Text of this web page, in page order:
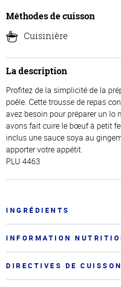
Méthodes de cuisson
Cuisinière
La description
Profitez de la simplicité de la
poêle. Cette trousse de repas
avez besoin pour préparer un lo
avons fait cuire le bœuf à petit
inclus une sauce soya au
apporter votre appétit.
PLU 4463
INGRÉDIENTS
INFORMATION
DIRECTIVES DE CUISSON